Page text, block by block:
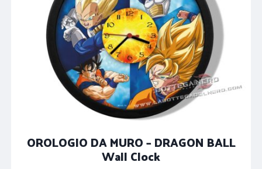
OROLOGIO DA MURO – DRAGON BALL
Wall Clock